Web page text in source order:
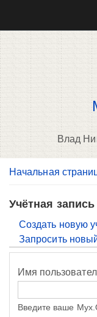
Влад
Вы здесь
Начальная
Учётная
Главные
Создать новую
Запросить
Имя
Введите ваше